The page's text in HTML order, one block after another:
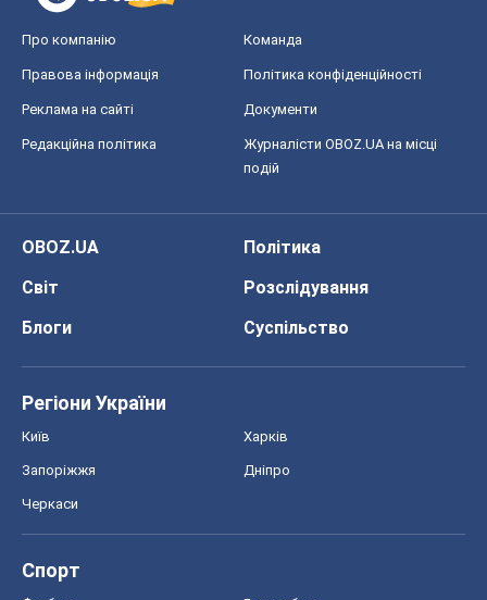
Про компанію Команда
Правова інформація Політика конфіденційності
Реклама на сайті Документи
Редакційна політика
Журналісти OBOZ.UA на місці
подій
OBOZ.UA
Політика
Світ
Розслідування
Блоги
Суспільство
Регіони України
Київ Харків
Запоріжжя Дніпро
Черкаси
Спорт